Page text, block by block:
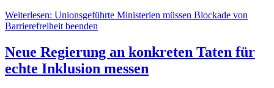
Weiterlesen: Unionsgeführte Ministerien müssen Blockade von
Barrierefreiheit beenden
Neue Regierung an konkreten Taten für
echte Inklusion messen